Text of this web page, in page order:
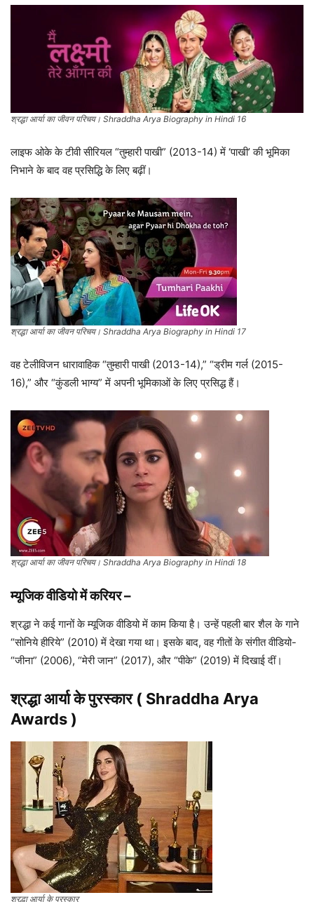
श्रद्धा आर्या का जीवन परिचय। Shraddha Arya Biography in Hindi 16
लाइफ ओके के टीवी सीरियल “तुम्हारी पाखी” (2013-14) में ‘पाखी’ की भूमिका
निभाने के बाद वह प्रसिद्धि के लिए बढ़ीं।
श्रद्धा आर्या का जीवन परिचय। Shraddha Arya Biography in Hindi 17
वह टेलीविजन धारावाहिक “तुम्हारी पाखी (2013-14),” “ड्रीम गर्ल (2015-
16),” और “कुंडली भाग्य” में अपनी भूमिकाओं के लिए प्रसिद्ध हैं।
श्रद्धा आर्या का जीवन परिचय। Shraddha Arya Biography in Hindi 18
म्यूजिक वीडियो मेंकरियर–
श्रद्धा ने कई गानों के म्यूजिक वीडियो में काम किया है। उन्हें पहली बार शैल के गाने
“सोनिये हीरिये” (2010) में देखा गया था। इसके बाद, वह गीतों के संगीत वीडियो-
“जीना” (2006), “मेरी जान” (2017), और “पीके” (2019) में दिखाई दीं।
श्रद्धा आर्याके पुरस्कार( Shraddha Arya
Awards )
श्रद्धा आर्या के पुरस्कार